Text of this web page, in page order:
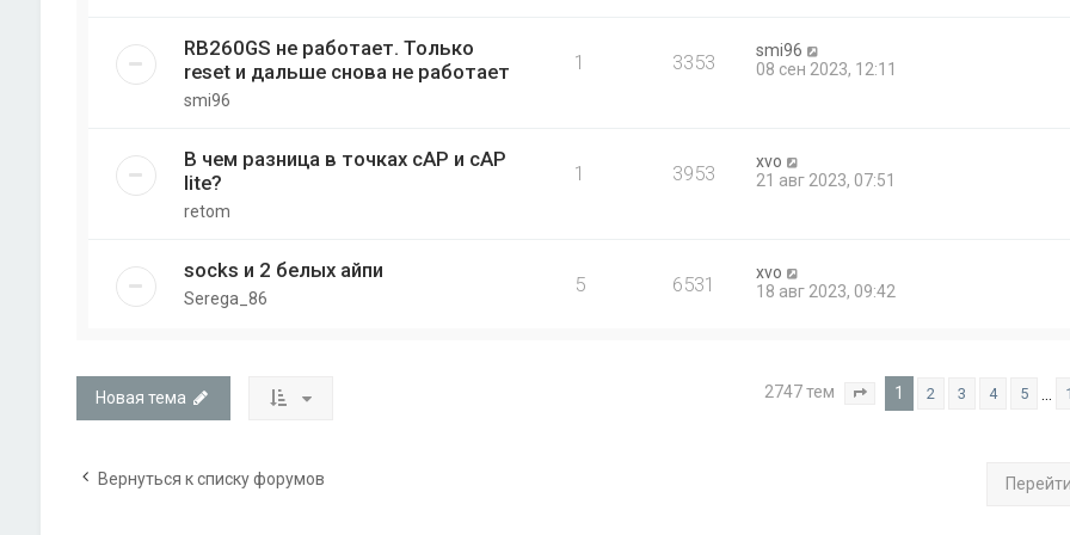
RB260GS не работает. Только
reset и дальше снова не работает
smi96
1 3353
smi96
08 сен 2023, 12:11
В чем разница в точках cAP и cAP
lite?
retom
1 3953
xvo
21 авг 2023, 07:51
socks и 2 белых айпи
Serega_86
5 6531
xvo
18 авг 2023, 09:42
Новая тема 2747 тем Страница из 110
1 2 3 4 5
Вернуться к списку форумов Перейти